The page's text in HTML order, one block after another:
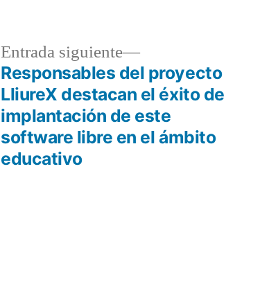
Entrada siguiente
Entrada
siguiente:
Responsables del proyecto
LliureX destacan el éxito de
implantación de este
software libre en el ámbito
educativo